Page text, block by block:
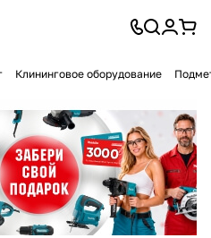
Клининговое оборудование